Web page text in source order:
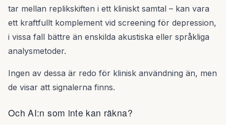
tar mellan replikskiften i ett kliniskt samtal – kan vara
ett kraftfullt komplement vid screening för depression,
i vissa fall bättre än enskilda akustiska eller språkliga
analysmetoder.
Ingen av dessa är redo för klinisk användning än, men
de visar att signalerna finns.
Och AI:n som inte kan räkna?